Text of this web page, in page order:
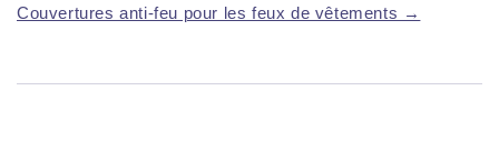
Couvertures anti-feu pour les feux de vêtements →